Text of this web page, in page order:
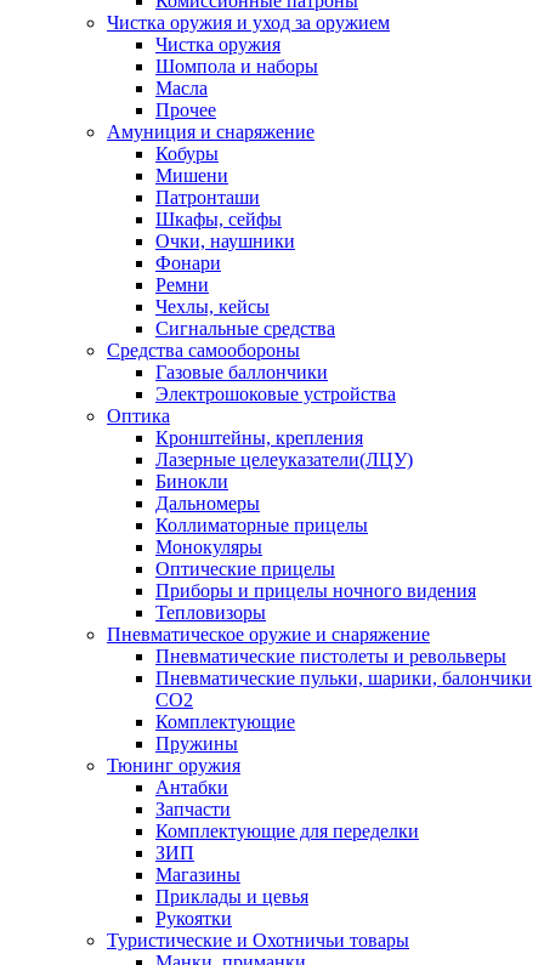
Чистка оружия и уход за оружием
Чистка оружия
Шомпола и наборы
Масла
Прочее
Амуниция и снаряжение
Кобуры
Мишени
Патронташи
Шкафы, сейфы
Очки, наушники
Фонари
Ремни
Чехлы, кейсы
Сигнальные средства
Средства самообороны
Газовые баллончики
Электрошоковые устройства
Оптика
Кронштейны, крепления
Лазерные целеуказатели(ЛЦУ)
Бинокли
Дальномеры
Коллиматорные прицелы
Монокуляры
Оптические прицелы
Приборы и прицелы ночного видения
Тепловизоры
Пневматическое оружие и снаряжение
Пневматические пистолеты и револьверы
Пневматические пульки, шарики, балончики
CO2
Комплектующие
Пружины
Тюнинг оружия
Антабки
Запчасти
Комплектующие для переделки
ЗИП
Магазины
Приклады и цевья
Рукоятки
Туристические и Охотничьи товары